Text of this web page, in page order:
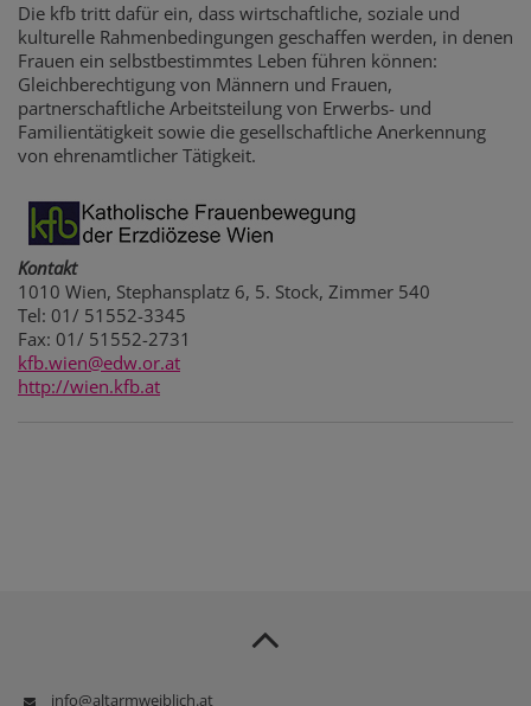
Die kfb tritt dafür ein, dass wirtschaftliche, soziale und
kulturelle Rahmenbedingungen geschaffen werden, in denen
Frauen ein selbstbestimmtes Leben führen können:
Gleichberechtigung von Männern und Frauen,
partnerschaftliche Arbeitsteilung von Erwerbs- und
Familientätigkeit sowie die gesellschaftliche Anerkennung
von ehrenamtlicher Tätigkeit.
Kontakt
1010 Wien, Stephansplatz 6, 5. Stock, Zimmer 540
Tel: 01/ 51552-3345
Fax: 01/ 51552-2731
kfb.wien@edw.or.at
http://wien.kfb.at
info@altarmweiblich.at